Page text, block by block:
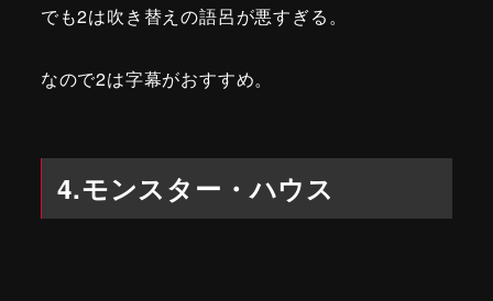
でも2は吹き替えの語呂が悪すぎる。
なので2は字幕がおすすめ。
4.モンスター・ハウス